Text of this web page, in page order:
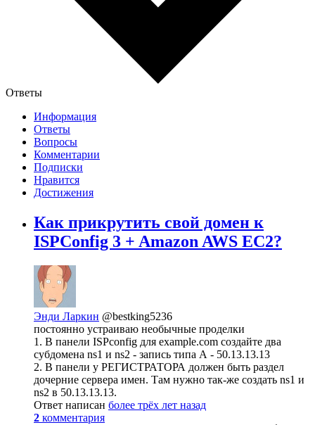
Ответы
Информация
Ответы
Вопросы
Комментарии
Подписки
Нравится
Достижения
Как прикрутить свой домен к
ISPConfig 3 + Amazon AWS EC2?
Энди Ларкин @bestking5236
постоянно устраиваю необычные проделки
1. В панели ISPconfig для example.com создайте два
субдомена ns1 и ns2 - запись типа А - 50.13.13.13
2. В панели у РЕГИСТРАТОРА должен быть раздел
дочерние сервера имен. Там нужно так-же создать ns1 и
ns2 в 50.13.13.13.
Ответ написан более трёх лет назад
2 комментария